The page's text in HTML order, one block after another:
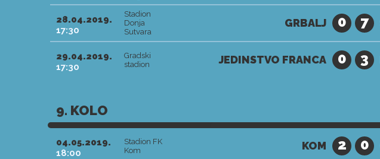
28.04.2019.
17:30
Stadion
Donja
Sutvara
GRBALJ 0 7
29.04.2019.
17:30
Gradski
stadion
JEDINSTVO FRANCA 0 3
9. KOLO
04.05.2019.
18:00
Stadion FK
Kom
KOM 2 0